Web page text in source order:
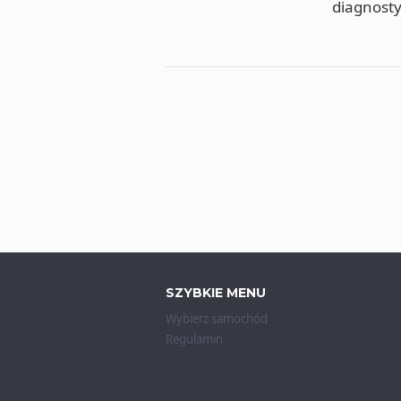
SZYBKIE MENU
Wybierz samochód
Regulamin